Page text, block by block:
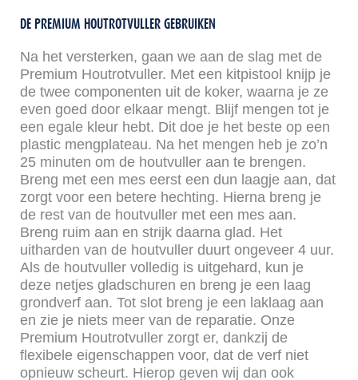
DE PREMIUM HOUTROTVULLER GEBRUIKEN
Na het versterken, gaan we aan de slag met de
Premium Houtrotvuller. Met een kitpistool knijp je
de twee componenten uit de koker, waarna je ze
even goed door elkaar mengt. Blijf mengen tot je
een egale kleur hebt. Dit doe je het beste op een
plastic mengplateau. Na het mengen heb je zo’n
25 minuten om de houtvuller aan te brengen.
Breng met een mes eerst een dun laagje aan, dat
zorgt voor een betere hechting. Hierna breng je
de rest van de houtvuller met een mes aan.
Breng ruim aan en strijk daarna glad. Het
uitharden van de houtvuller duurt ongeveer 4 uur.
Als de houtvuller volledig is uitgehard, kun je
deze netjes gladschuren en breng je een laag
grondverf aan. Tot slot breng je een laklaag aan
en zie je niets meer van de reparatie. Onze
Premium Houtrotvuller zorgt er, dankzij de
flexibele eigenschappen voor, dat de verf niet
opnieuw scheurt. Hierop geven wij dan ook